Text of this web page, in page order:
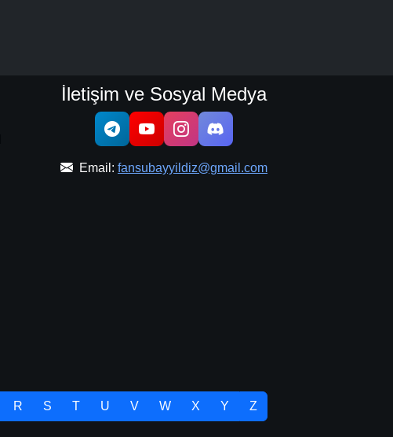
İletişim ve Sosyal Medya
Email: fansubayyildiz@gmail.com
R S T U V W X Y Z